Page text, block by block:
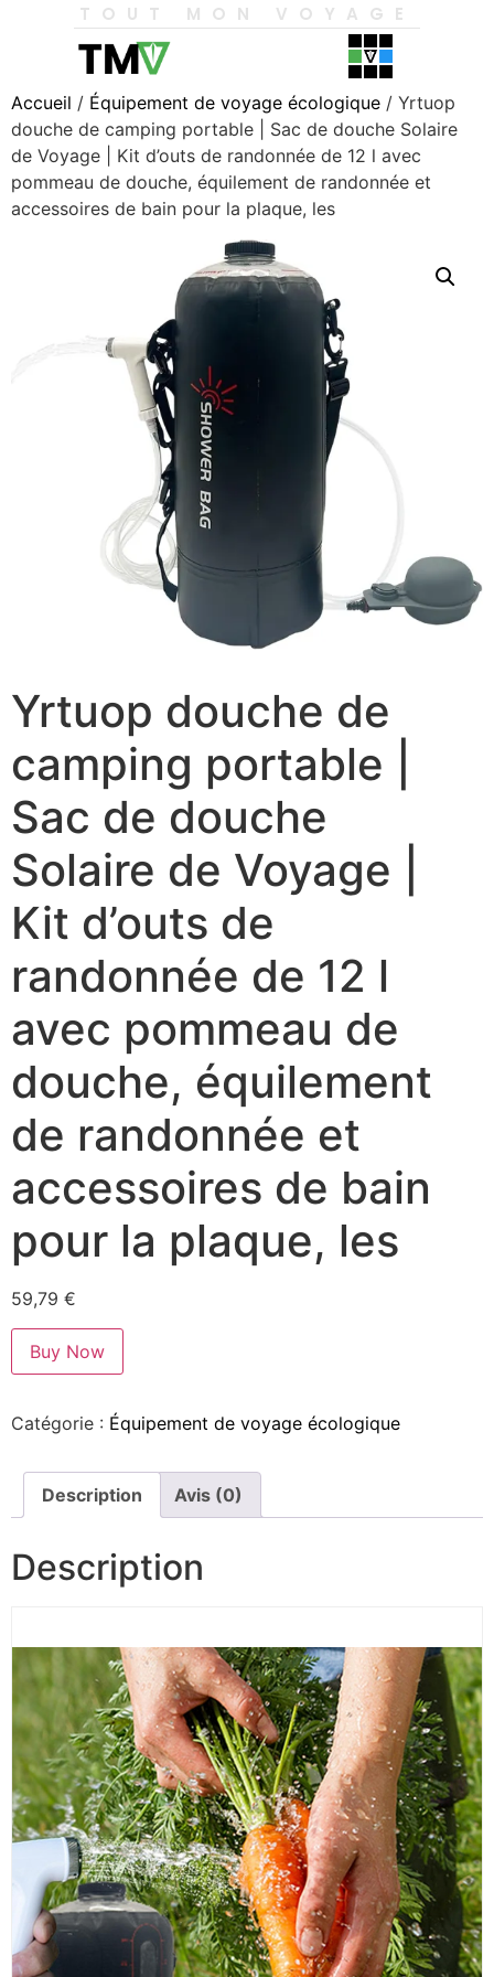
TOUT MON VOYAGE
Accueil / Équipement de voyage écologique / Yrtuop
douche de camping portable | Sac de douche Solaire
de Voyage | Kit d’outs de randonnée de 12 l avec
pommeau de douche, équilement de randonnée et
accessoires de bain pour la plaque, les
Yrtuop douche de
camping portable |
Sac de douche
Solaire de Voyage |
Kit d’outs de
randonnée de 12 l
avec pommeau de
douche, équilement
de randonnée et
accessoires de bain
pour la plaque, les
59,79 €
Buy Now
Catégorie : Équipement de voyage écologique
Description Avis (0)
Description